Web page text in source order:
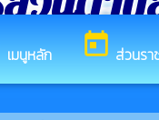
เมนูหลัก today ส่วนรา